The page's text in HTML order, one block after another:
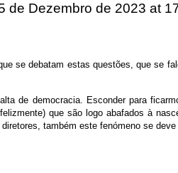
de Dezembro de 2023 at
se debatam estas questões, que se
de democracia. Esconder para
que são logo abafados à
também este fenómeno se deve